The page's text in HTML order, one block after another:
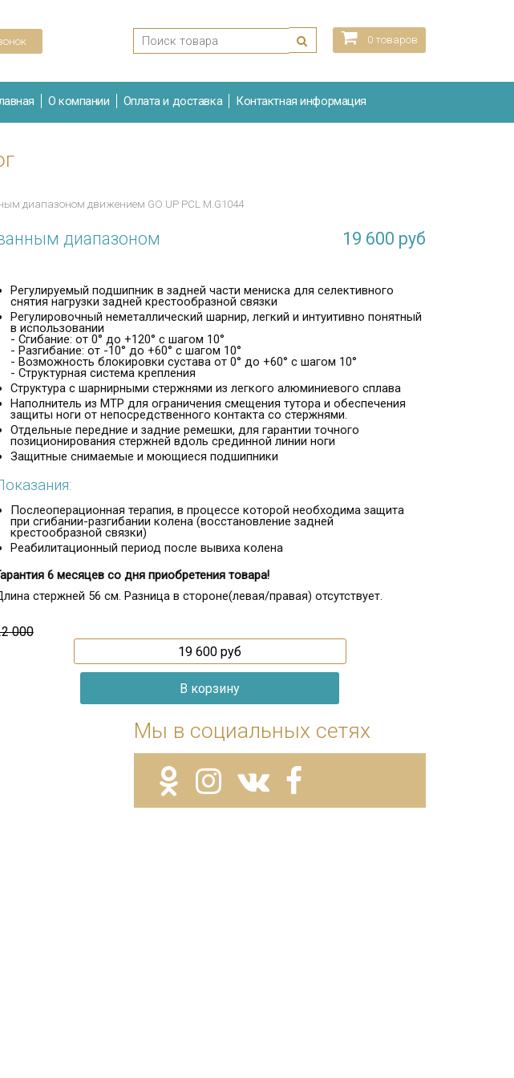
0 товаров
О компании Оплата и доставка Контактная информация
диапазоном движением GO UP PCL M.G1044
диапазоном
19 600 руб
Регулируемый подшипник в задней части мениска для селективного
снятия нагрузки задней крестообразной связки
Регулировочный неметаллический шарнир, легкий и интуитивно понятный
в использовании
- Сгибание: от 0° до +120° с шагом 10°
- Разгибание: от -10° до +60° с шагом 10°
- Возможность блокировки сустава от 0° до +60° с шагом 10°
- Структурная система крепления
Структура с шарнирными стержнями из легкого алюминиевого сплава
Наполнитель из MTP для ограничения смещения тутора и обеспечения
защиты ноги от непосредственного контакта со стержнями.
Отдельные передние и задние ремешки, для гарантии точного
позиционирования стержней вдоль срединной линии ноги
Защитные снимаемые и моющиеся подшипники
Послеоперационная терапия, в процессе которой необходима защита
при сгибании-разгибании колена (восстановление задней
крестообразной связки)
Реабилитационный период после вывиха колена
6 месяцев со дня приобретения товара!
стержней 56 см. Разница в стороне(левая/правая) отсутствует.
000
19 600руб
Мы в социальных сетях